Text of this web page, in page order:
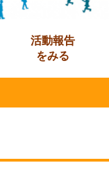
活動報告
をみる